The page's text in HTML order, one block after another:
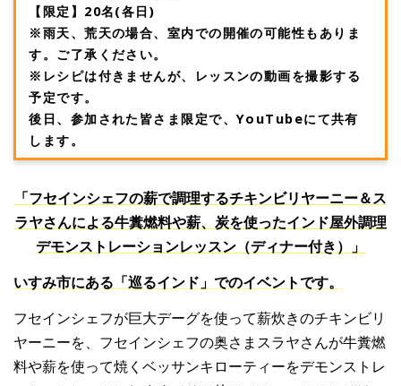
【限定】20名(各日)
※雨天、荒天の場合、室内での開催の可能性もありま
す。ご了承ください。
※レシピは付きませんが、レッスンの動画を撮影する
予定です。
後日、参加された皆さま限定で、YouTubeにて共有
します。
「フセインシェフの薪で調理するチキンビリヤーニー＆ス
ラヤさんによる牛糞燃料や薪、炭を使ったインド屋外調理
デモンストレーションレッスン（ディナー付き）」
いすみ市にある「巡るインド」でのイベントです。
フセインシェフが巨大デーグを使って薪炊きのチキンビリ
ヤーニーを、フセインシェフの奥さまスラヤさんが牛糞燃
料や薪を使って焼くベッサンキローティーをデモンストレ